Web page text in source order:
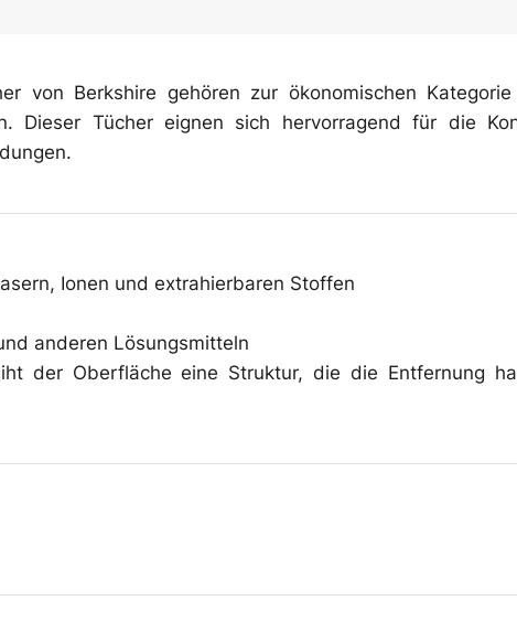
von Berkshire gehören zur ökonomischen
Dieser Tücher eignen sich hervorragend für die
Ionen und extrahierbaren Stoffen
anderen Lösungsmitteln
der Oberfläche eine Struktur, die die Entfernung